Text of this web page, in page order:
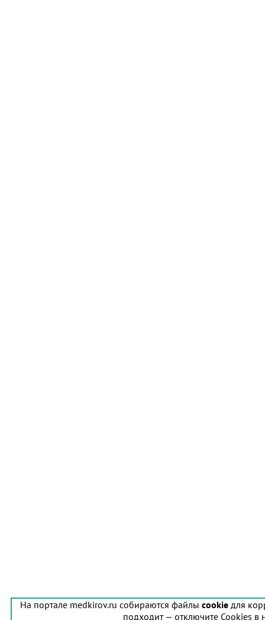
На портале medkirov.ru собираются файлы cookie для
подходит — отключите Cookies в